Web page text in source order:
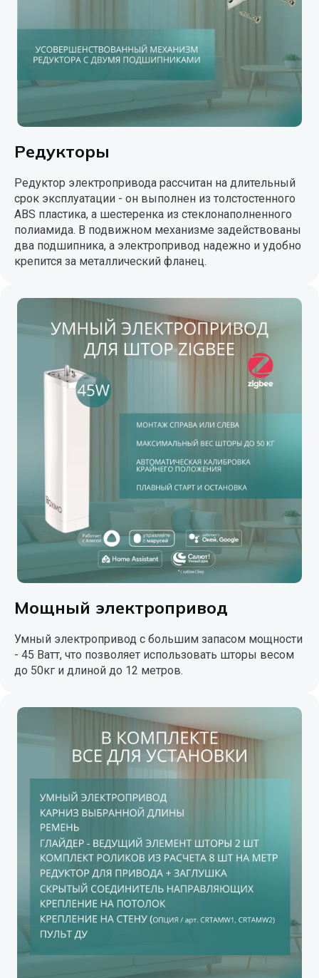
Редукторы
Редуктор электропривода рассчитан на длительный
срок эксплуатации - он выполнен из толстостенного
ABS пластика, а шестеренка из стеклонаполненного
полиамида. В подвижном механизме задействованы
два подшипника, а электропривод надежно и удобно
крепится за металлический фланец.
Мощный электропривод
Умный электропривод с большим запасом мощности
- 45 Ватт, что позволяет использовать шторы весом
до 50кг и длиной до 12 метров.